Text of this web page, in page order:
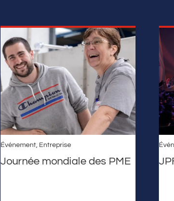
Événement, Entreprise
Journée mondiale des PME